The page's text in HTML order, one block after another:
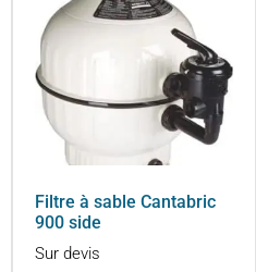
Filtre à sable Cantabric
900 side
Sur devis